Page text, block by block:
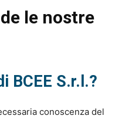
le nostre
BCEE S.r.l.?
conoscenza del